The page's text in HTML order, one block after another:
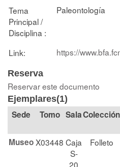
Tema
Principal /
Disciplina :
Paleontología
Link: https://
Reserva
Reservar este documento
Ejemplares(1)
Tomo SalaColección
MuseoX03448 Caja
S-
20
Folleto